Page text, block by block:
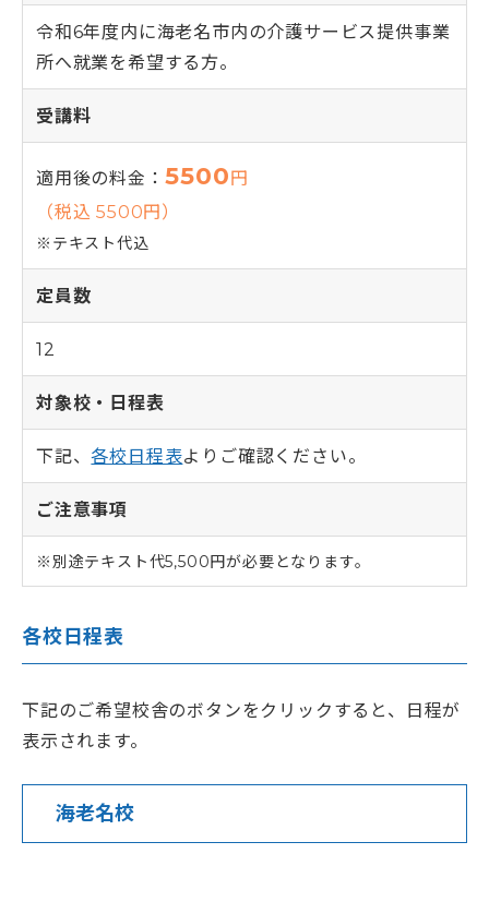
ケアマネジャー（介護支援専門員）
職業訓練・行政委託事業
資料請求
ご希望講座の資料を無料でお届け
お電話でのお申し込み
お問い合わせ
0120-961-190
9:00〜18:00
令和6年度内に海老名市内の介護サービス提供事業
所へ就業を希望する方。
受講料
適用後の料金： 5500円
（税込 5500円）
※テキスト代込
定員数
12
対象校・日程表
下記、各校日程表よりご確認ください。
ご注意事項
別途テキスト代5,500円が必要となります。
各校日程表
下記のご希望校舎のボタンをクリックすると、日程が
表示されます。
海老名校